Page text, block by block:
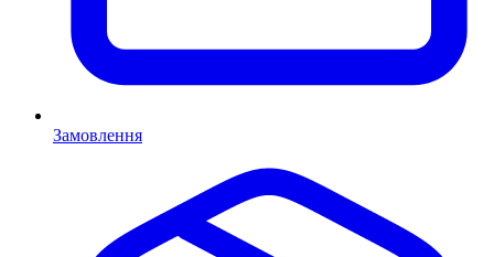
Замовлення